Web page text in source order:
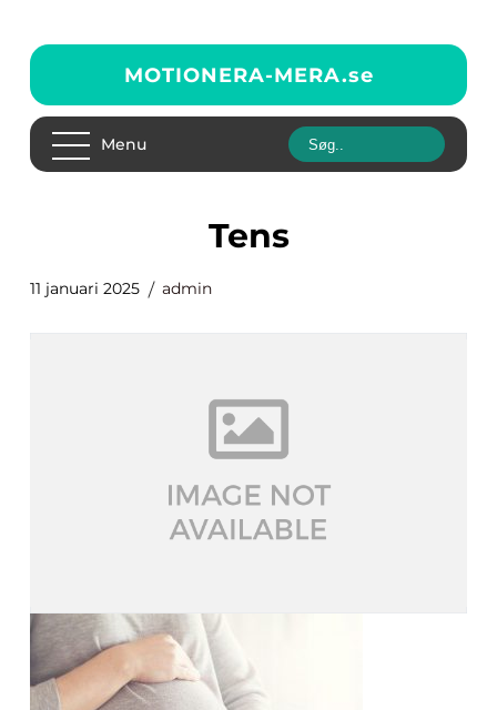
MOTIONERA-MERA.se
Menu
tens
11 januari 2025 admin